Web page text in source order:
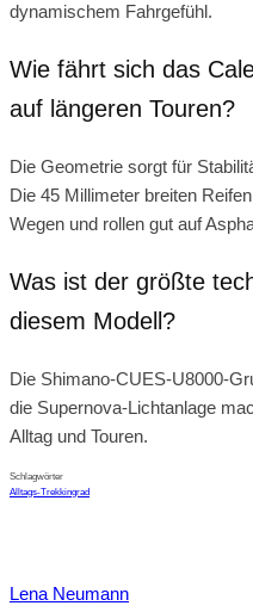
dynamischem Fahrgefühl.
Wie fährt sich das
auf längeren Touren?
Die Geometrie sorgt für
Die 45 Millimeter breiten
Wegen und rollen gut auf
Was ist der größte
diesem Modell?
Die Shimano-CUES-U8000-
die Supernova-Lichtanlage
Alltag und Touren.
Schlagwörter
Alltags-Trekkingrad
Lena Neumann